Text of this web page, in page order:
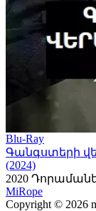
Blu-Ray
Գանգստերի
(2024)
2020
MiRope
Copyright © 2026